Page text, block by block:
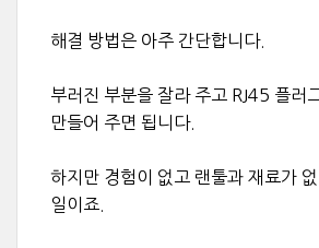
해결 방법은 아주 간단합니다.
부러진 부분을 잘라 주고 RJ45 플러
만들어 주면 됩니다.
하지만 경험이 없고 랜툴과 재료가
일이죠.